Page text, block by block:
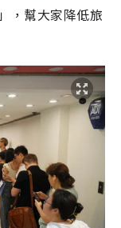
，幫大家降低旅